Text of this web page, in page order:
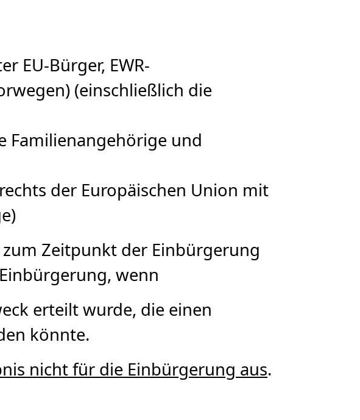
EU-Bürger, EWR-
(einschließlich die
Familienangehörige und
der Europäischen Union mit
Zeitpunkt der Einbürgerung
wenn
erteilt wurde, die einen
könnte.
nicht für die Einbürgerung aus.